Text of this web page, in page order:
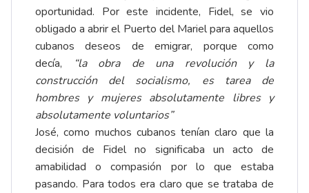
oportunidad. Por este incidente, Fidel, se vio
obligado a abrir el Puerto del Mariel para aquellos
cubanos deseos de emigrar, porque como
decía,
“la obra de una revolución y la
construcción del socialismo, es tarea de
hombres y mujeres absolutamente libres y
absolutamente voluntarios”
José, como muchos cubanos tenían claro que la
decisión de Fidel no significaba un acto de
amabilidad o compasión por lo que estaba
pasando. Para todos era claro que se trataba de